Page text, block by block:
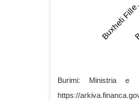
Burimi: Ministria e
https://